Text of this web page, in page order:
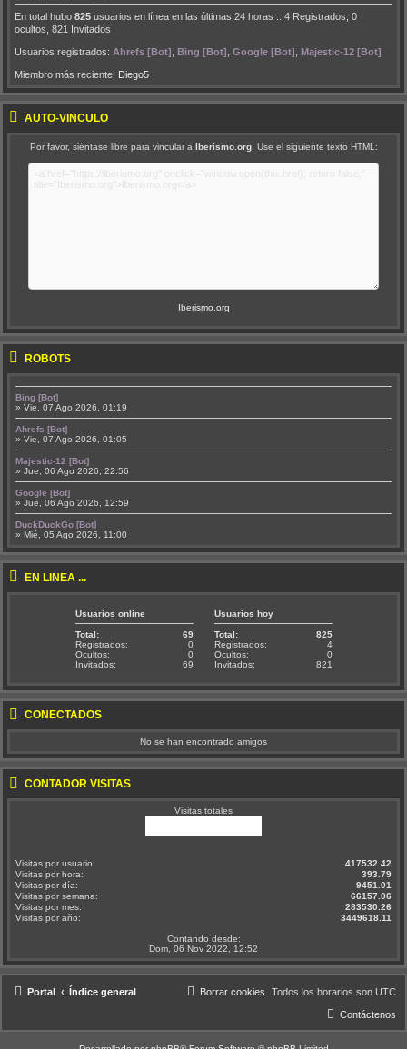
En total hubo 825 usuarios en línea en las últimas 24 horas :: 4 Registrados, 0
ocultos, 821 Invitados
Usuarios registrados: Ahrefs [Bot] Bing [Bot] Google [Bot] Majestic-12 [Bot]
Miembro más reciente: Diego5
AUTO-VÍNCULO
Por favor, siéntase libre para vincular a Iberismo.org. Use el siguiente texto HTML:
Iberismo.org
ROBOTS
Bing [Bot]
» Vie, 07 Ago 2026, 01:19
Ahrefs [Bot]
» Vie, 07 Ago 2026, 01:05
Majestic-12 [Bot]
» Jue, 06 Ago 2026, 22:56
Google [Bot]
» Jue, 06 Ago 2026, 12:59
DuckDuckGo [Bot]
» Mié, 05 Ago 2026, 11:00
EN LÍNEA ...
Usuarios online
Total:
69
Registrados:
0
Ocultos:
0
Invitados:
69
Usuarios hoy
Total:
825
Registrados:
4
Ocultos:
0
Invitados:
821
CONECTADOS
No se han encontrado amigos
CONTADOR VISITAS
Visitas totales
Visitas por usuario:
417532.42
Visitas por hora:
393.79
Visitas por día:
9451.01
Visitas por semana:
66157.06
Visitas por mes:
283530.26
Visitas por año:
3449618.11
Contando desde:
Dom, 06 Nov 2022, 12:52
Portal Índice general Todos los horarios son UTC
Borrar cookies
Contáctenos